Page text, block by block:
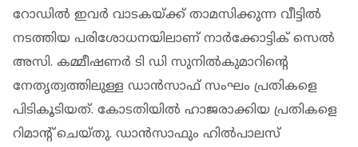
റോഡിൽ ഇവർ വാടകയ്ക്ക് താമസിക്കുന്ന വീട്ടിൽ
നടത്തിയ പരിശോധനയിലാണ് നാർക്കോട്ടിക് സെൽ
അസി. കമ്മീഷണർ ടി ഡി സുനിൽകുമാറിൻ്റെ
നേതൃത്വത്തിലുള്ള ഡാൻസാഫ് സംഘം പ്രതികളെ
പിടികൂടിയത്. കോടതിയിൽ ഹാജരാക്കിയ പ്രതികളെ
റിമാൻ്റ് ചെയ്തു. ഡാൻസാഫും ഹില്‍പാലസ്